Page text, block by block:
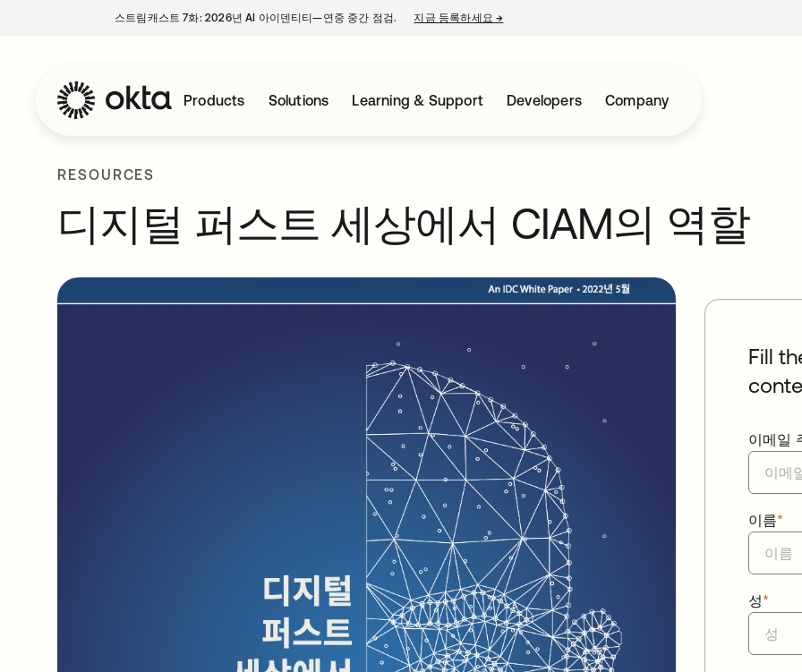
스트림캐스트 7화: 2026년 AI 아이덴티티—연중 중간 점검. 지금 등록하세요→
Products Solutions Learning & Support Developers Company
RESOURCES
디지털 퍼스트 세상에서 CIAM의 역할
Fill
이메일
*
이름
*
성